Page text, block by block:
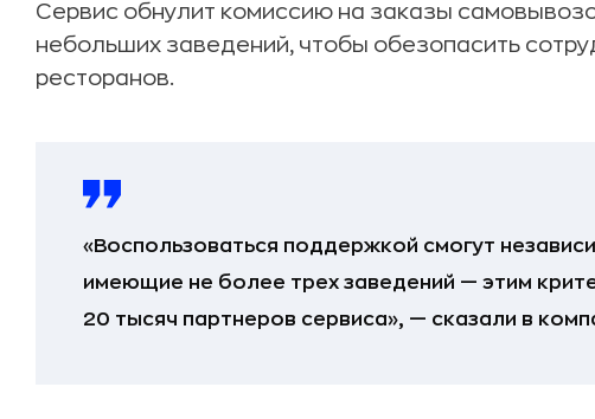
Сервис обнулит комиссию на заказы
небольших заведений, чтобы обезопасить
ресторанов.
«Воспользоваться поддержкой смогут
имеющие не более трех заведений — этим
20 тысяч партнеров сервиса», — сказали в